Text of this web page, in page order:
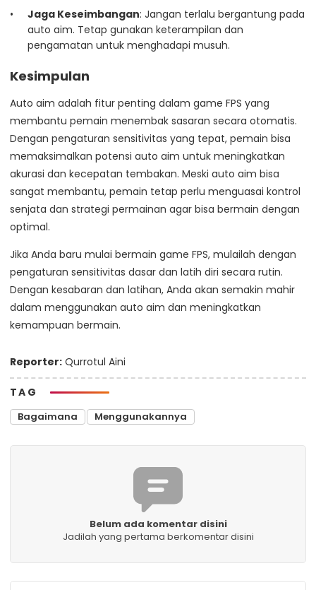
Jaga Keseimbangan: Jangan terlalu bergantung pada
auto aim. Tetap gunakan keterampilan dan
pengamatan untuk menghadapi musuh.
Kesimpulan
Auto aim adalah fitur penting dalam game FPS yang
membantu pemain menembak sasaran secara otomatis.
Dengan pengaturan sensitivitas yang tepat, pemain bisa
memaksimalkan potensi auto aim untuk meningkatkan
akurasi dan kecepatan tembakan. Meski auto aim bisa
sangat membantu, pemain tetap perlu menguasai kontrol
senjata dan strategi permainan agar bisa bermain dengan
optimal.
Jika Anda baru mulai bermain game FPS, mulailah dengan
pengaturan sensitivitas dasar dan latih diri secara rutin.
Dengan kesabaran dan latihan, Anda akan semakin mahir
dalam menggunakan auto aim dan meningkatkan
kemampuan bermain.
Reporter: Qurrotul Aini
TAG
Bagaimana Menggunakannya
Belum ada komentar disini
Jadilah yang pertama berkomentar disini